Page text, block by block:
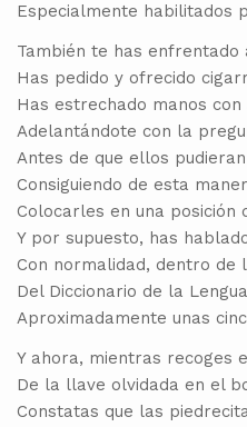
Especialmente habilitados
También te has
Has pedido y ofrecido
Has estrechado manos
Adelantándote con la
Antes de que ellos
Consiguiendo de esta
Colocarles en una posición
Y por supuesto, has
Con normalidad, dentro de
Del Diccionario de la
Aproximadamente unas
Y ahora, mientras recoges
De la llave olvidada en el
Constatas que las